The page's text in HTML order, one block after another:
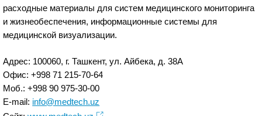
расходные материалы для систем медицинского мониторинга
и жизнеобеспечения, информационные системы для
медицинской визуализации.
Адрес: 100060, г. Ташкент, ул. Айбека, д. 38А
Офис: +998 71 215-70-64
Моб.: +998 90 975-30-00
E-mail: info@medtech.uz